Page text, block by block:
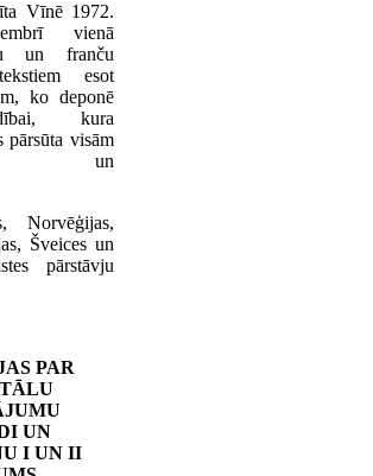
Vīnē 1972.
vienā
un franču
esot
ko deponē
kura
pārsūta visām
un
Norvēģijas,
Šveices un
pārstāvju
PAR
UN
I UN II